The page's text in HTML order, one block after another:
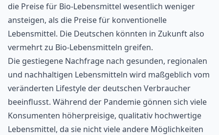
die Preise für Bio-Lebensmittel wesentlich weniger
ansteigen, als die Preise für konventionelle
Lebensmittel. Die Deutschen könnten in Zukunft also
vermehrt zu Bio-Lebensmitteln greifen.
Die gestiegene Nachfrage nach gesunden, regionalen
und nachhaltigen Lebensmitteln wird maßgeblich vom
veränderten Lifestyle der deutschen Verbraucher
beeinflusst. Während der Pandemie gönnen sich viele
Konsumenten höherpreisige, qualitativ hochwertige
Lebensmittel, da sie nicht viele andere Möglichkeiten